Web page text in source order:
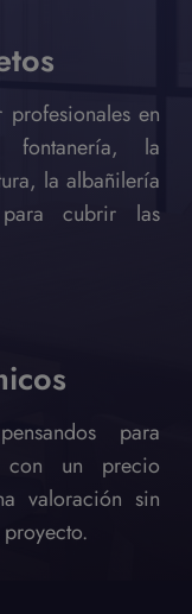
en
fontanería, la
la albañilería
cubrir las
para
con un precio
valoración sin